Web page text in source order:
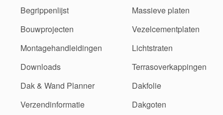
Begrippenlijst
Bouwprojecten
Montagehandleidingen
Downloads
Dak & Wand Planner
Verzendinformatie
Massieve platen
Vezelcementplaten
Lichtstraten
Terrasoverkappingen
Dakfolie
Dakgoten